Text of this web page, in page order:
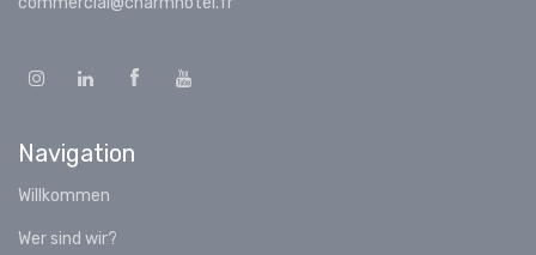
Navigation
Willkommen
Wer sind wir?